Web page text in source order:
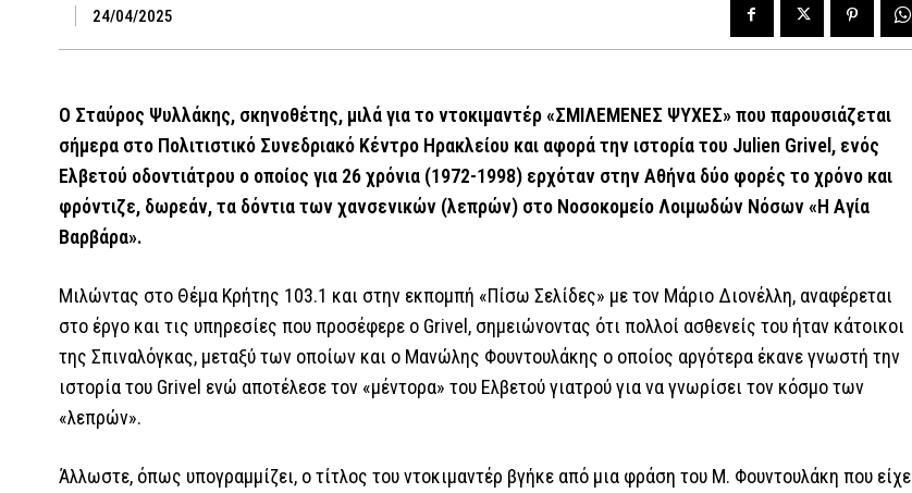
24/04/2025
Ο Σταύρος Ψυλλάκης, σκηνοθέτης, μιλά για το ντοκιμαντέρ «ΣΜΙΛΕΜΕΝΕΣ ΨΥΧΕΣ» που παρουσιάζεται
σήμερα στο Πολιτιστικό Συνεδριακό Κέντρο Ηρακλείου και αφορά την ιστορία του Julien Grivel, ενός
Ελβετού οδοντιάτρου ο οποίος για 26 χρόνια (1972-1998) ερχόταν στην Αθήνα δύο φορές το χρόνο και
φρόντιζε, δωρεάν, τα δόντια των χανσενικών (λεπρών) στο Νοσοκομείο Λοιμωδών Νόσων «Η Αγία
Βαρβάρα».
Μιλώντας στο Θέμα Κρήτης 103.1 και στην εκπομπή «Πίσω Σελίδες» με τον Μάριο Διονέλλη, αναφέρεται
στο έργο και τις υπηρεσίες που προσέφερε ο Grivel, σημειώνοντας ότι πολλοί ασθενείς του ήταν κάτοικοι
της Σπιναλόγκας, μεταξύ των οποίων και ο Μανώλης Φουντουλάκης ο οποίος αργότερα έκανε γνωστή την
ιστορία του Grivel ενώ αποτέλεσε τον «μέντορα» του Ελβετού γιατρού για να γνωρίσει τον κόσμο των
«λεπρών».
Άλλωστε, όπως υπογραμμίζει, ο τίτλος του ντοκιμαντέρ βγήκε από μια φράση του Μ. Φουντουλάκη που είχε